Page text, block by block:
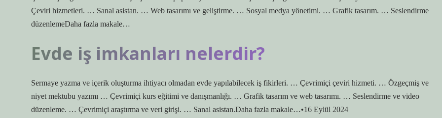
Çeviri hizmetleri. … Sanal asistan. … Web tasarımı ve geliştirme. … Sosyal medya yönetimi. … Grafik tasarım. … Seslendirme
düzenlemeDaha fazla makale…
Evde iş imkanları nelerdir?
Sermaye yazma ve içerik oluşturma ihtiyacı olmadan evde yapılabilecek iş fikirleri. … Çevrimiçi çeviri hizmeti. … Özgeçmiş ve
niyet mektubu yazımı … Çevrimiçi kurs eğitimi ve danışmanlığı. … Grafik tasarım ve web tasarımı. … Seslendirme ve video
düzenleme. … Çevrimiçi araştırma ve veri girişi. … Sanal asistan.Daha fazla makale…•16 Eylül 2024